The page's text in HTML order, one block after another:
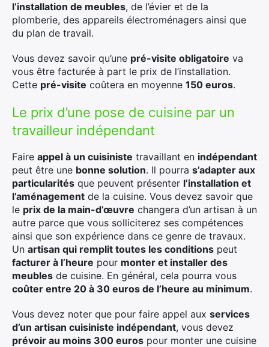
l’installation de meubles, de l’évier et de la
plomberie, des appareils électroménagers ainsi que
du plan de travail.
Vous devez savoir qu’une pré-visite obligatoire va
vous être facturée à part le prix de l’installation.
Cette pré-visite coûtera en moyenne 150 euros.
Le prix d’une pose de cuisine par un
travailleur indépendant
Faire appel à un cuisiniste travaillant en indépendant
peut être une bonne solution. Il pourra s’adapter aux
particularités que peuvent présenter l’installation et
l’aménagement de la cuisine. Vous devez savoir que
le prix de la main-d’œuvre changera d’un artisan à un
autre parce que vous solliciterez ses compétences
ainsi que son expérience dans ce genre de travaux.
Un artisan qui remplit toutes les conditions peut
facturer à l’heure pour monter et installer des
meubles de cuisine. En général, cela pourra vous
coûter entre 20 à 30 euros de l’heure au minimum.
Vous devez noter que pour faire appel aux services
d’un artisan cuisiniste indépendant, vous devez
prévoir au moins 300 euros pour monter une cuisine